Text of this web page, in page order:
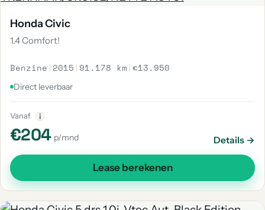
Honda Civic
1.4 Comfort!
Benzine | 2015 | 91.178 km |€13.950
Direct leverbaar
Vanaf i
€204 p/mnd Details →
Lease berekenen